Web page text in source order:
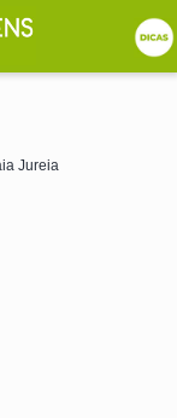
Jureia